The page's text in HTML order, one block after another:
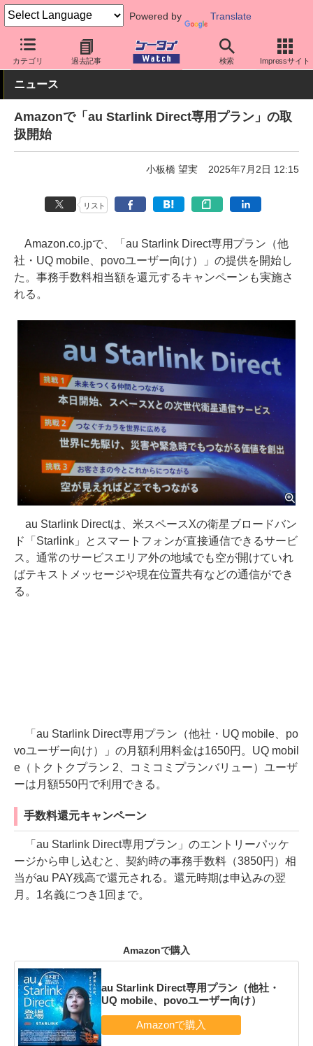
Powered by Translate
カテゴリ 過去記事 検索 Impressサイト
ケータイ Watch キャリア au ネットワーク/技術
ニュース
Amazonで「au Starlink Direct専用プラン」の取
扱開始
小板橋 望実 2025年7月2日 12:15
リスト
Amazon.co.jpで、「au Starlink Direct専用プラン（他
社・UQ mobile、povoユーザー向け）」の提供を開始し
た。事務手数料相当額を還元するキャンペーンも実施さ
れる。
au Starlink Directは、米スペースXの衛星ブロードバン
ド「Starlink」とスマートフォンが直接通信できるサービ
ス。通常のサービスエリア外の地域でも空が開けていれ
ばテキストメッセージや現在位置共有などの通信ができ
る。
「au Starlink Direct専用プラン（他社・UQ mobile、po
voユーザー向け）」の月額利用料金は1650円。UQ mobil
e（トクトクプラン 2、コミコミプランバリュー）ユーザ
ーは月額550円で利用できる。
手数料還元キャンペーン
「au Starlink Direct専用プラン」のエントリーパッケ
ージから申し込むと、契約時の事務手数料（3850円）相
当がau PAY残高で還元される。還元時期は申込みの翌
月。1名義につき1回まで。
Amazonで購入
au Starlink Direct専用プラン（他社・
UQ mobile、povoユーザー向け）